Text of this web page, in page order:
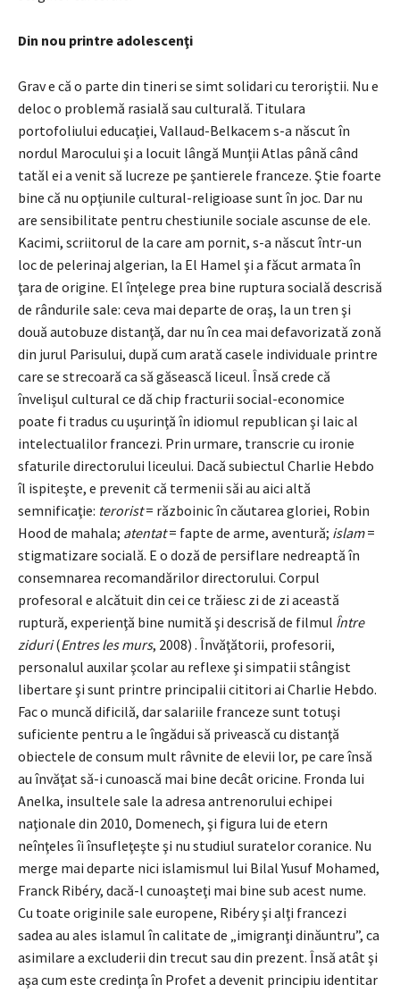
Din nou printre adolescenţi
Grav e că o parte din tineri se simt solidari cu teroriştii. Nu e
deloc o problemă rasială sau culturală. Titulara
portofoliului educaţiei, Vallaud-Belkacem s-a născut în
nordul Marocului şi a locuit lângă Munţii Atlas până când
tatăl ei a venit să lucreze pe şantierele franceze. Ştie foarte
bine că nu opţiunile cultural-religioase sunt în joc. Dar nu
are sensibilitate pentru chestiunile sociale ascunse de ele.
Kacimi, scriitorul de la care am pornit, s-a născut într-un
loc de pelerinaj algerian, la El Hamel şi a făcut armata în
ţara de origine. El înţelege prea bine ruptura socială descrisă
de rândurile sale: ceva mai departe de oraş, la un tren şi
două autobuze distanţă, dar nu în cea mai defavorizată zonă
din jurul Parisului, după cum arată casele individuale printre
care se strecoară ca să găsească liceul. Însă crede că
învelişul cultural ce dă chip fracturii social-economice
poate fi tradus cu uşurinţă în idiomul republican şi laic al
intelectualilor francezi. Prin urmare, transcrie cu ironie
sfaturile directorului liceului. Dacă subiectul Charlie Hebdo
îl ispiteşte, e prevenit că termenii săi au aici altă
semnificaţie: terorist= războinic în căutarea gloriei, Robin
Hood de mahala; atentat= fapte de arme, aventură; islam=
stigmatizare socială. E o doză de persiflare nedreaptă în
consemnarea recomandărilor directorului. Corpul
profesoral e alcătuit din cei ce trăiesc zi de zi această
ruptură, experienţă bine numită şi descrisă de filmul Între
ziduri(Entres les murs, 2008) . Învăţătorii, profesorii,
personalul auxilar şcolar au reflexe şi simpatii stângist
libertare şi sunt printre principalii cititori ai Charlie Hebdo.
Fac o muncă dificilă, dar salariile franceze sunt totuşi
suficiente pentru a le îngădui să privească cu distanţă
obiectele de consum mult râvnite de elevii lor, pe care însă
au învăţat să-i cunoască mai bine decât oricine. Fronda lui
Anelka, insultele sale la adresa antrenorului echipei
naţionale din 2010, Domenech, şi figura lui de etern
neînţeles îi însufleţeşte şi nu studiul suratelor coranice. Nu
merge mai departe nici islamismul lui Bilal Yusuf Mohamed,
Franck Ribéry, dacă-l cunoaşteţi mai bine sub acest nume.
Cu toate originile sale europene, Ribéry şi alţi francezi
sadea au ales islamul în calitate de „imigranţi dinăuntru”, ca
asimilare a excluderii din trecut sau din prezent. Însă atât şi
aşa cum este credinţa în Profet a devenit principiu identitar